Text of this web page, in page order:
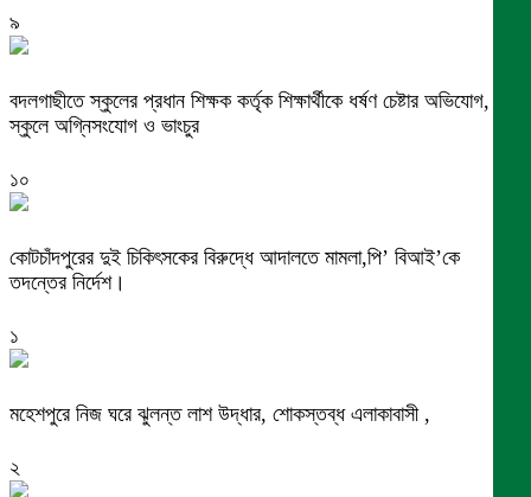
৯
বদলগাছীতে স্কুলের প্রধান শিক্ষক কর্তৃক শিক্ষার্থীকে ধর্ষণ চেষ্টার অভিযোগ,
স্কুলে অগ্নিসংযোগ ও ভাংচুর
১০
কোটচাঁদপুরের দুই চিকিৎসকের বিরুদ্ধে আদালতে মামলা,পি’ বিআই’কে
তদন্তের নির্দেশ।
১
মহেশপুরে নিজ ঘরে ঝুলন্ত লাশ উদ্ধার, শোকস্তব্ধ এলাকাবাসী ,
২